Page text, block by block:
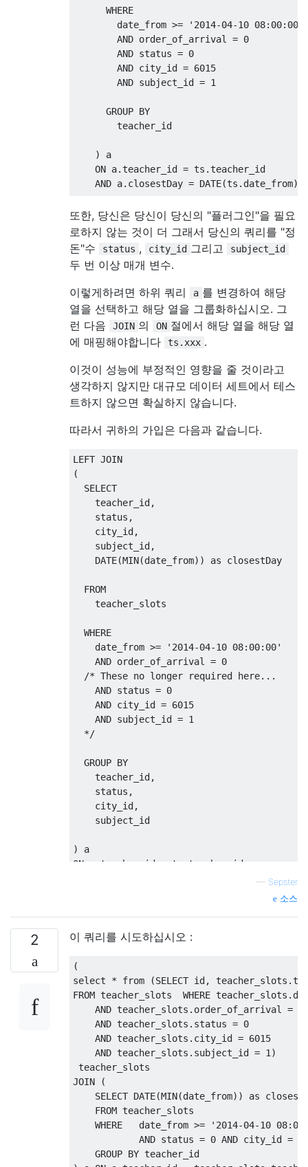
WHERE
        date_from
>=
'2014-04-10 08:00:00'
AND order_of_arrival = 0
AND status = 0
AND city_id = 6015
AND subject_id = 1
GROUP BY
        teacher_id
)
a
ON a.teacher_id = ts .teacher_id
AND a. closestDay = DATE(ts . date_from)
WHERE
/* conditions that were common to
    ts
status =
0
AND ts.city_id =
6015
AND ts.subject_id
AND
(
/* conditions that were from
        a
.teacher_id IS NOT NULL
AND ts .date_from >= '2014-04-10
AND ts.order_of_arrival
OR
/* conditions that were below the
          (ie when we didn't join) */
        a
AND ts
AND
(
            date_from
<=
'2014-04-10
            date_to
)
as a result of 'difficult to
OR date_from >=
'2014-04-10
)
)
)
ORDER
또한, 당신은 당신이 당신의 "플러그인"을 필요
로하지 않는 것이 더 그래서 당신의 쿼리를 "정
돈"수
status , city_id 그리고 subject_id
두 번 이상 매개 변수.
이렇게하려면 하위 쿼리
a 를 변경하여 해당
열을 선택하고 해당 열을 그룹화하십시오. 그
런 다음
JOIN 의 ON 절에서 해당 열을 해당 열
에 매핑해야합니다
ts.xxx .
이것이 성능에 부정적인 영향을 줄 것이라고
생각하지 않지만 대규모 데이터 세트에서 테스
트하지 않으면 확실하지 않습니다.
따라서 귀하의 가입은 다음과 같습니다.
LEFT JOIN
(
SELECT
    teacher_id
,
    status
,
    city_id
,
    subject_id
,
    DATE
(MIN(date_from)) as closestDay
FROM
    teacher_slots
WHERE
    date_from
>=
'2014-04-10 08:00:00'
AND order_of_arrival = 0
/* These no longer required here...
    AND status = 0
    AND city_id = 6015
    AND subject_id = 1
  */
GROUP BY
    teacher_id
,
    status
,
    city_id
,
    subject_id
)
ON
teacher_id ts
— Sepster
소스
2 이 쿼리를 시도하십시오 :
(
select
* from (SELECT id , teacher_slots .
FROM teacher_slots WHERE teacher_slots .
AND teacher_slots . order_of_arrival =
AND teacher_slots . status = 0
AND teacher_slots . city_id = 6015
AND teacher_slots . subject_id = 1 )
JOIN
(
SELECT DATE(MIN(date_from)) as
FROM teacher_slots
WHERE
   date_from
>=
'2014-04-10
AND status = 0 AND city_id =
GROUP BY